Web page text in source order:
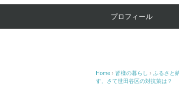
プロフィール
Home › 皆様の暮らし › ふるさと
す。さて世田谷区の対抗策は？